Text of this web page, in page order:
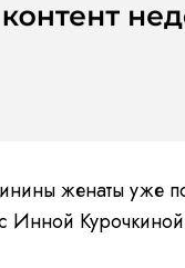
женаты уже
Инной